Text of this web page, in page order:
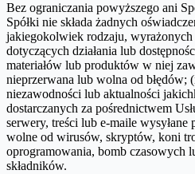
Bez ograniczania powyższego ani
Spółki nie składa żadnych
jakiegokolwiek rodzaju,
dotyczących działania lub
materiałów lub produktów w niej
nieprzerwana lub wolna od błędów;
niezawodności lub aktualności
dostarczanych za pośrednictwem
serwery, treści lub e-maile wysyłane
wolne od wirusów, skryptów, koni
oprogramowania, bomb czasowych
składników.